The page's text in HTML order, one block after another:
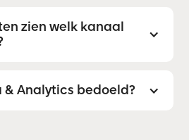
zien welk kanaal
& Analytics bedoeld?